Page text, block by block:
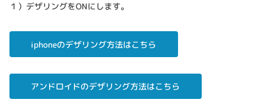
１）デザリングをONにします。
iphoneのデザリング方法はこちら
アンドロイドのデザリング方法はこちら